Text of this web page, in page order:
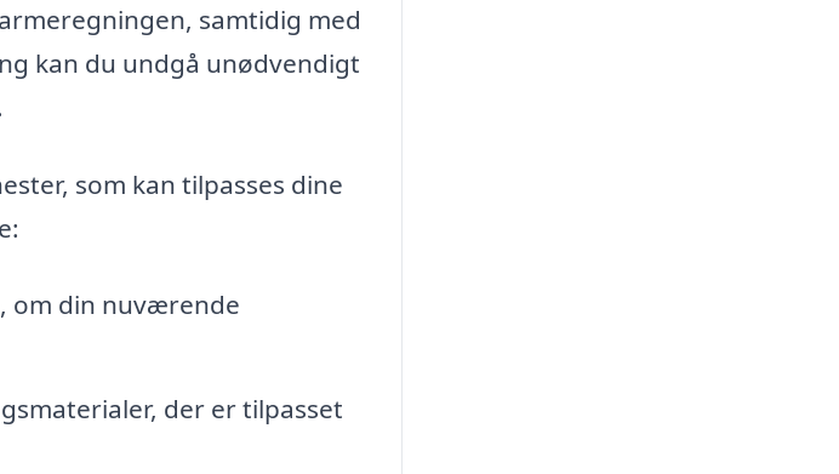
samtidig med
kan du undgå unødvendigt
som kan tilpasses dine
om din nuværende
der er tilpasset